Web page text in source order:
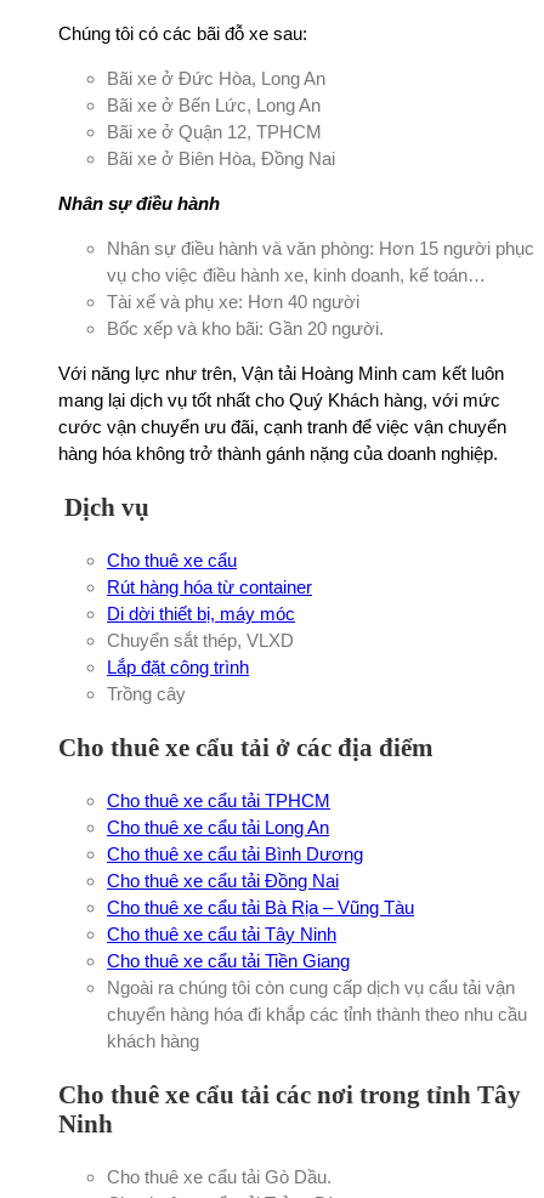
Chúng tôi có các bãi đỗ xe sau:
Bãi xe ở Đức Hòa, Long An
Bãi xe ở Bến Lức, Long An
Bãi xe ở Quận 12, TPHCM
Bãi xe ở Biên Hòa, Đồng Nai
Nhân sự điều hành
Nhân sự điều hành và văn phòng: Hơn 15 người phục
vụ cho việc điều hành xe, kinh doanh, kế toán…
Tài xế và phụ xe: Hơn 40 người
Bốc xếp và kho bãi: Gần 20 người.
Với năng lực như trên, Vận tải Hoàng Minh cam kết luôn
mang lại dịch vụ tốt nhất cho Quý Khách hàng, với mức
cước vận chuyển ưu đãi, cạnh tranh để việc vận chuyển
hàng hóa không trở thành gánh nặng của doanh nghiệp.
Dịch vụ
Cho thuê xe cẩu
Rút hàng hóa từ container
Di dời thiết bị, máy móc
Chuyển sắt thép, VLXD
Lắp đặt công trình
Trồng cây
Cho thuê xe cẩu tải ở các địa điểm
Cho thuê xe cẩu tải TPHCM
Cho thuê xe cẩu tải Long An
Cho thuê xe cẩu tải Bình Dương
Cho thuê xe cẩu tải Đồng Nai
Cho thuê xe cẩu tải Bà Rịa – Vũng Tàu
Cho thuê xe cẩu tải Tây Ninh
Cho thuê xe cẩu tải Tiền Giang
Ngoài ra chúng tôi còn cung cấp dịch vụ cẩu tải vận
chuyển hàng hóa đi khắp các tỉnh thành theo nhu cầu
khách hàng
Cho thuê xe cẩu tải các nơi trong tỉnh Tây
Ninh
Cho thuê xe cẩu tải Gò Dầu.